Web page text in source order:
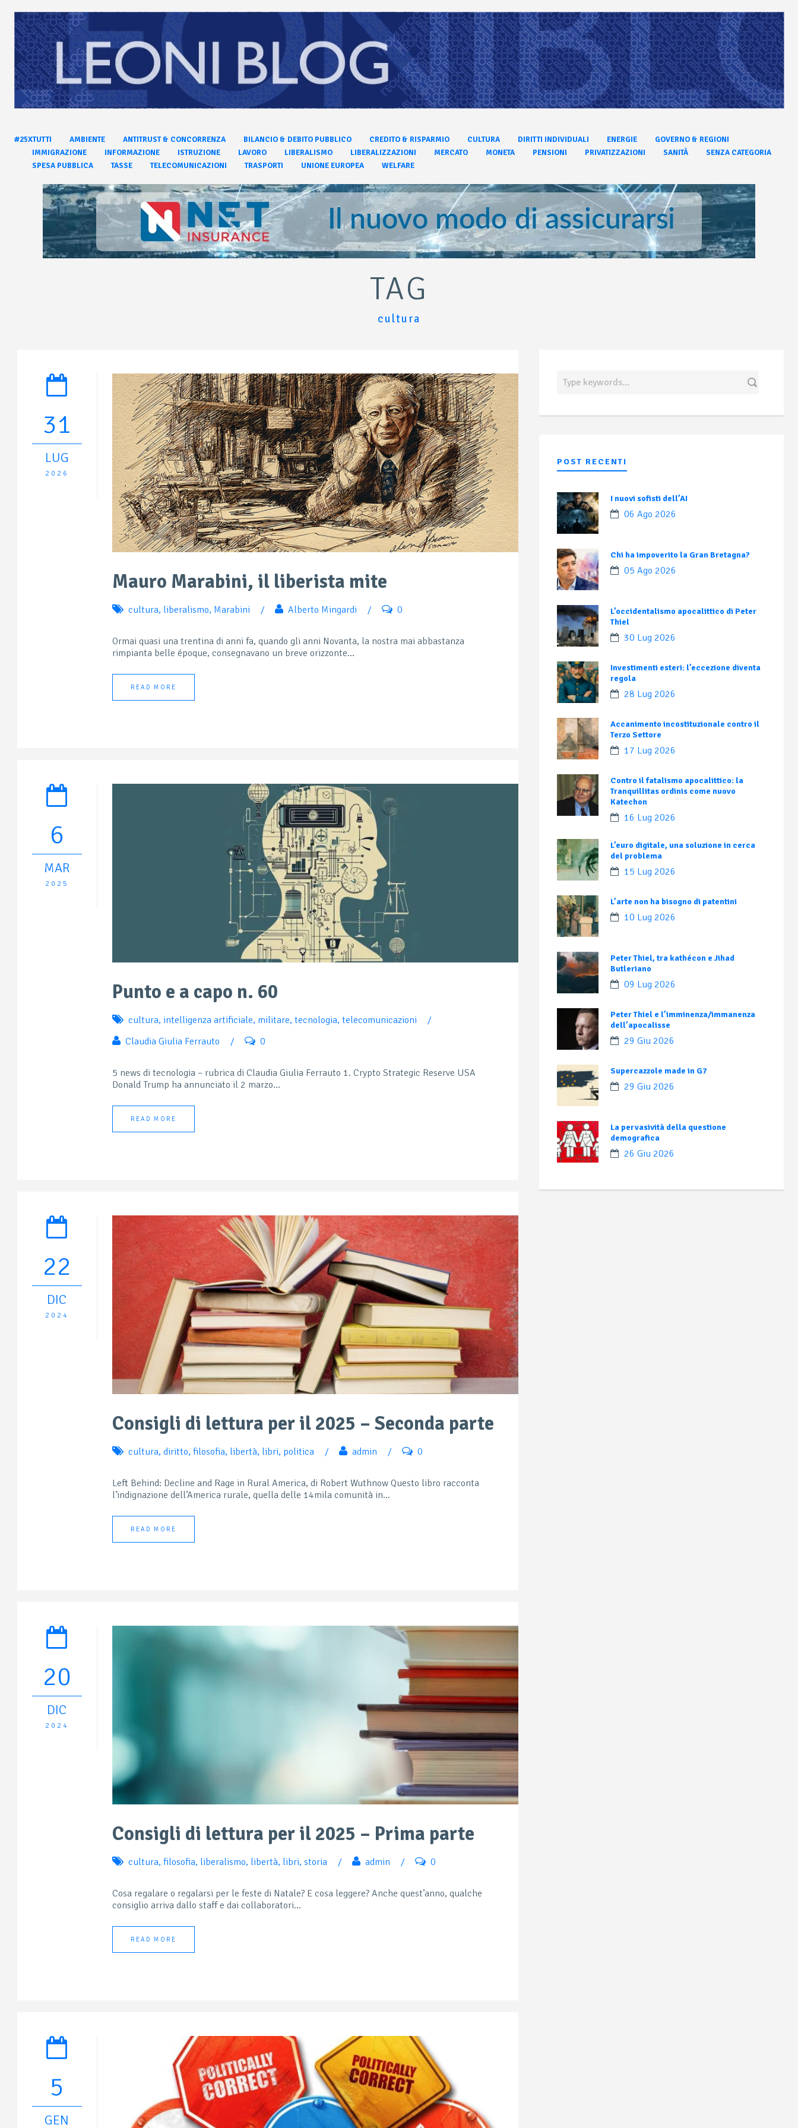
#25XTUTTI AMBIENTE ANTITRUST & CONCORRENZA BILANCIO & DEBITO PUBBLICO CREDITO & RISPARMIO CULTURA DIRITTI INDIVIDUALI ENERGIE
GOVERNO & REGIONI
IMMIGRAZIONE
INFORMAZIONE ISTRUZIONE LAVORO LIBERALISMO LIBERALIZZAZIONI MERCATO MONETA PENSIONI PRIVATIZZAZIONI SANITÀ
SENZA CATEGORIA
SPESA PUBBLICA
TASSE TELECOMUNICAZIONI TRASPORTI UNIONE EUROPEA WELFARE
TAG
cultura
31
LUG
2026
Mauro Marabini, il liberista mite
cultura, liberalismo, Marabini / Alberto Mingardi / 0
Ormai quasi una trentina di anni fa, quando gli anni Novanta, la nostra mai abbastanza
rimpianta belle époque, consegnavano un breve orizzonte...
READ MORE
6
MAR
2025
Punto e a capo n. 60
cultura, intelligenza artificiale, militare, tecnologia, telecomunicazioni
/
Claudia Giulia Ferrauto
/ 0
5 news di tecnologia – rubrica di Claudia Giulia Ferrauto 1. Crypto Strategic Reserve USA
Donald Trump ha annunciato il 2 marzo...
READ MORE
22
DIC
2024
Consigli di lettura per il 2025 – Seconda parte
cultura, diritto, filosofia, libertà, libri, politica / admin / 0
Left Behind: Decline and Rage in Rural America, di Robert Wuthnow Questo libro racconta
l’indignazione dell’America rurale, quella delle 14mila comunità in...
READ MORE
20
DIC
2024
Consigli di lettura per il 2025 – Prima parte
cultura, filosofia, liberalismo, libertà, libri, storia / admin / 0
Cosa regalare o regalarsi per le feste di Natale? E cosa leggere? Anche quest’anno, qualche
consiglio arriva dallo staff e dai collaboratori...
READ MORE
5
GEN
POST RECENTI
I nuovi sofisti dell’AI
06 Ago 2026
Chi ha impoverito la Gran Bretagna?
05 Ago 2026
L’occidentalismo apocalittico di Peter
Thiel
30 Lug 2026
Investimenti esteri: l’eccezione diventa
regola
28 Lug 2026
Accanimento incostituzionale contro il
Terzo Settore
17 Lug 2026
Contro il fatalismo apocalittico: la
Tranquillitas ordinis come nuovo
Katechon
16 Lug 2026
L’euro digitale, una soluzione in cerca
del problema
15 Lug 2026
L’arte non ha bisogno di patentini
10 Lug 2026
Peter Thiel, tra kathécon e Jihad
Butleriano
09 Lug 2026
Peter Thiel e l’imminenza/immanenza
dell’apocalisse
29 Giu 2026
Supercazzole made in G7
29 Giu 2026
La pervasività della questione
demografica
26 Giu 2026